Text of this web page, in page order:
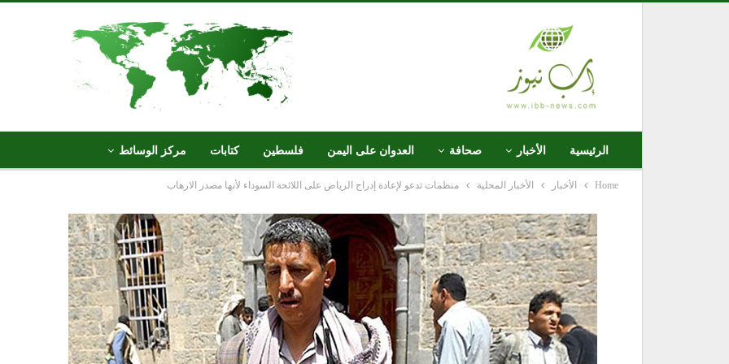
الرئيسية الأخبار صحافة العدوان على اليمن فلسطين كتابات مركز الوسائط
Home الأخبار الأخبار المحلية منظمات تدعو لإعادة إدراج الرياض على اللائحة السوداء لأنها مصدر الارهاب